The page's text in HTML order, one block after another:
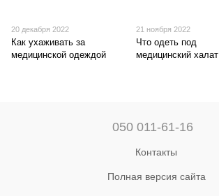
20 декабря 2022
Как ухаживать за
медицинской одеждой
21 ноября 2022
Что одеть под
медицинский халат
050 011-61-16
Контакты
Полная версия сайта